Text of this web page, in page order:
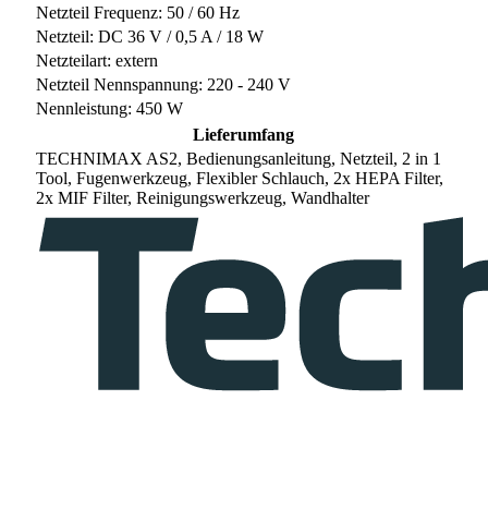
Netzteil Frequenz: 50 / 60 Hz
Netzteil: DC 36 V / 0,5 A / 18 W
Netzteilart: extern
Netzteil Nennspannung: 220 - 240 V
Nennleistung: 450 W
Lieferumfang
TECHNIMAX AS2, Bedienungsanleitung, Netzteil, 2 in 1
Tool, Fugenwerkzeug, Flexibler Schlauch, 2x HEPA Filter,
2x MIF Filter, Reinigungswerkzeug, Wandhalter